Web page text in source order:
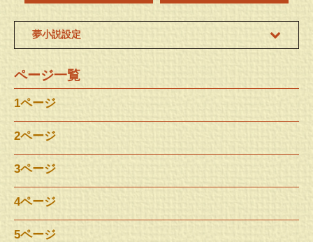
夢小説設定
ページ一覧
1ページ
2ページ
3ページ
4ページ
5ページ